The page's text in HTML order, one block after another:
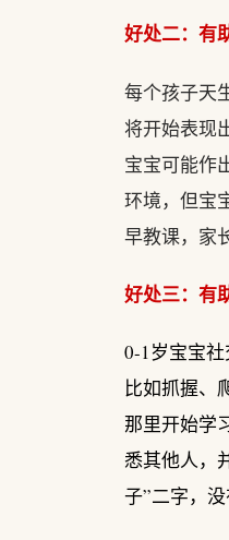
好处二：有
每个孩子天
将开始表现
宝宝可能作
环境，但宝
早教课，家
好处三：有
0-1岁宝宝
比如抓握、
那里开始学
悉其他人，
子”二字，